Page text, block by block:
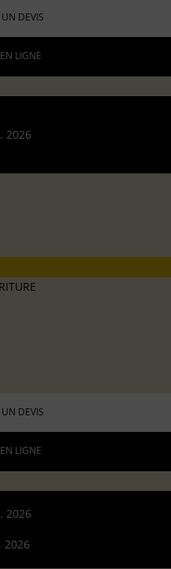
DEVIS
LIGNE
2026
DEVIS
LIGNE
2026
2026